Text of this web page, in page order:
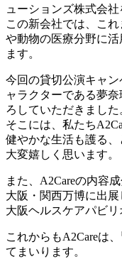
ューションズ株式会社
この新会社では、こ
や動物の医療分野に
ます。
今回の貸切公演キャン
ャラクターである夢
ろしていただきました
そこには、私たち
健やかな生活も護る、
大変嬉しく思います。
また、A2Careの内容
大阪・関西万博に出
大阪ヘルスケアパビリ
これからもA2Careは
てまいります。